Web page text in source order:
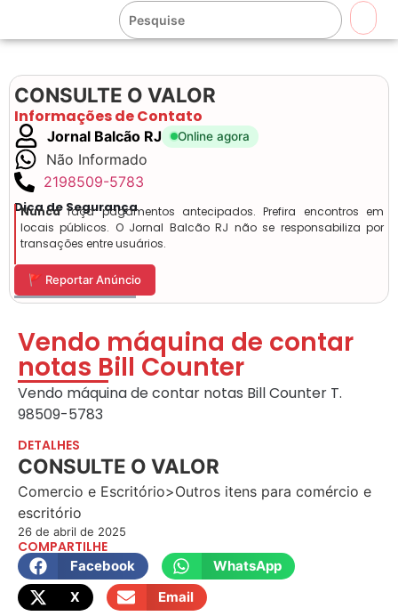
CONSULTE O VALOR
Informações de Contato
Jornal Balcão RJ Online agora
Não Informado
2198509-5783
Dica de Segurança
Nuncafaça pagamentos antecipados. Prefira encontros em
locais públicos. O Jornal Balcão RJ não se responsabiliza por
transações entre usuários.
🚩 Reportar Anúncio
Vendo máquina de contar
notas Bill Counter
Vendo máquina de contar notas Bill Counter T.
98509-5783
DETALHES
CONSULTE O VALOR
Comercio e Escritório>Outros itens para comércio e
escritório
26 de abril de 2025
COMPARTILHE
Facebook
WhatsApp
X
Email